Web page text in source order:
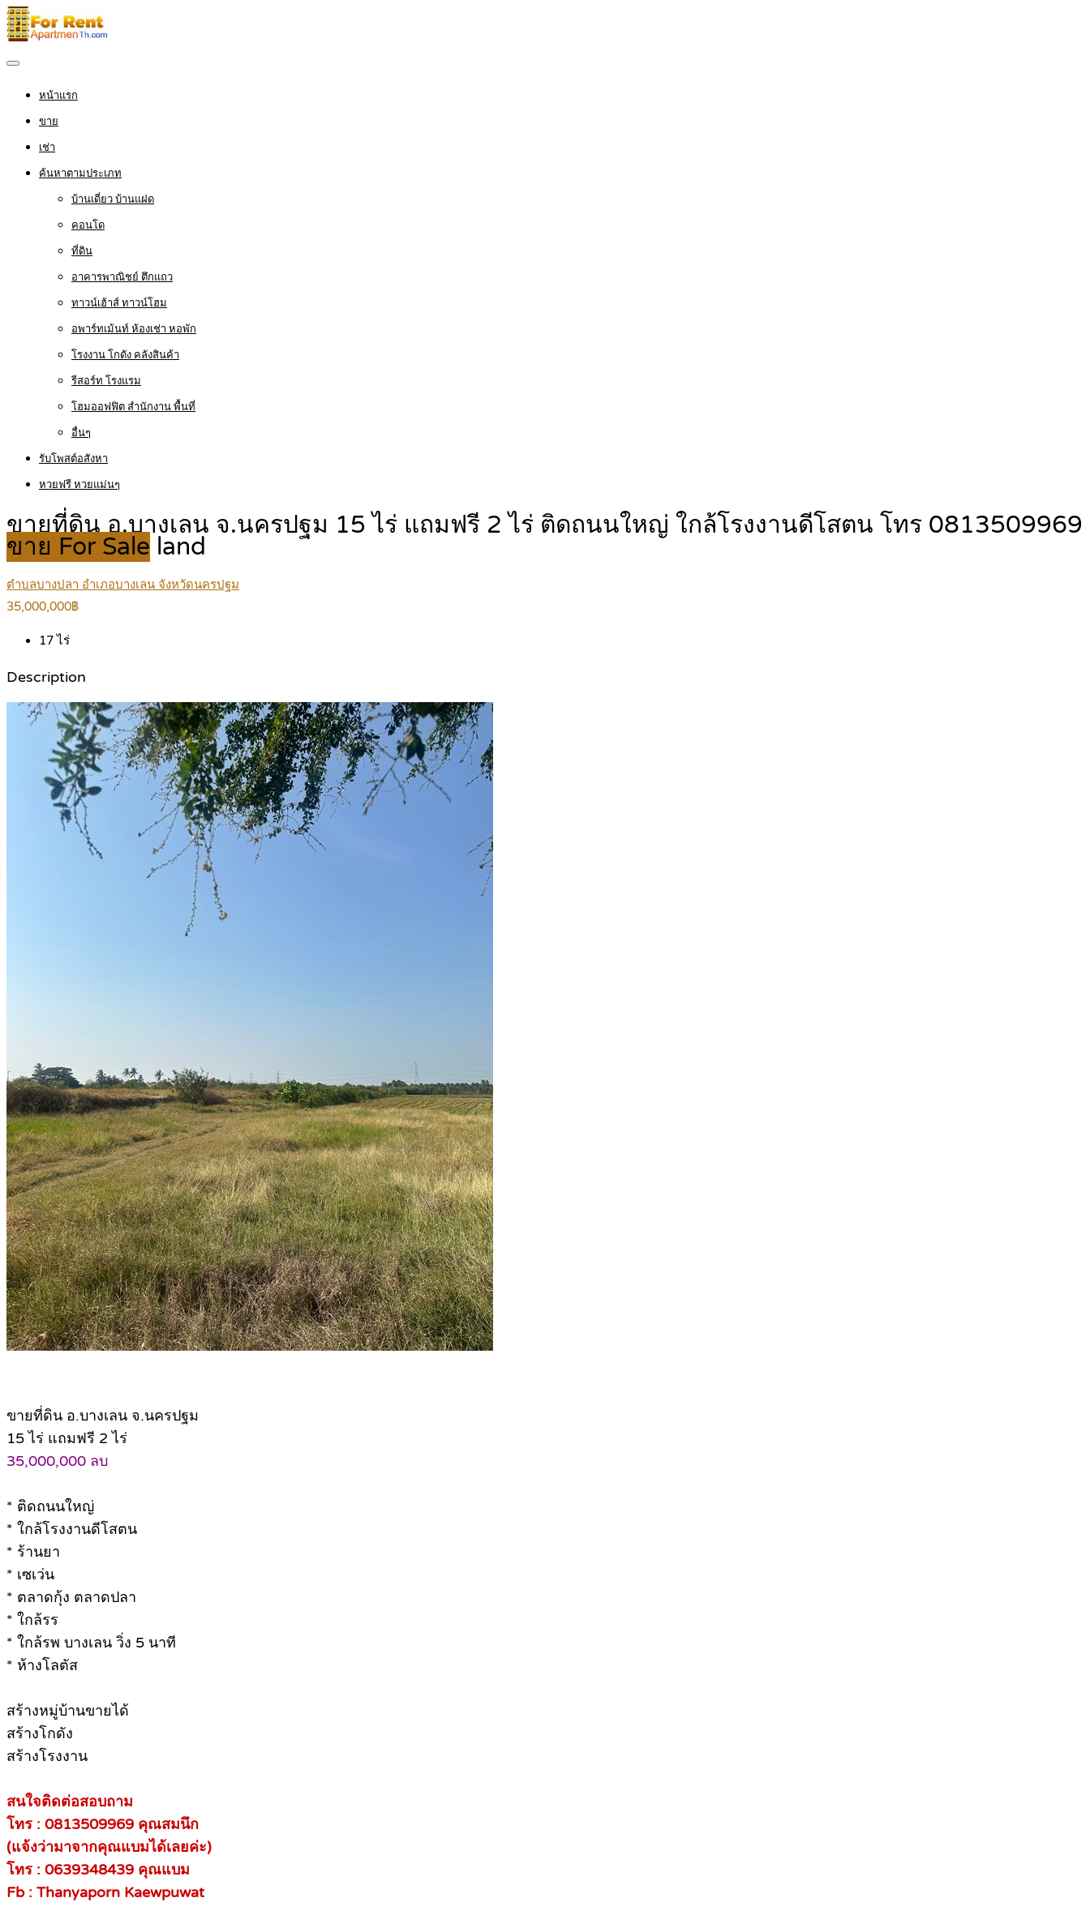
หน้าแรก
ขาย
เช่า
ค้นหาตามประเภท
บ้านเดี่ยว บ้านแฝด
คอนโด
ที่ดิน
อาคารพาณิชย์ ตึกแถว
ทาวน์เฮ้าส์ ทาวน์โฮม
อพาร์ทเม้นท์ ห้องเช่า หอพัก
โรงงาน โกดัง คลังสินค้า
รีสอร์ท โรงแรม
โฮมออฟฟิต สำนักงาน พื้นที่
อื่นๆ
รับโพสต์อสังหา
หวยฟรี หวยแม่นๆ
ขายที่ดิน อ.บางเลน จ.นครปฐม 15 ไร่ แถมฟรี 2 ไร่ ติดถนนใหญ่ ใกล้โรงงานดีโสตน โทร 0813509969
ขาย For Sale land
ตำบลบางปลา อำเภอบางเลน จังหวัดนครปฐม
35,000,000฿
17ไร่
Description
ขายที่ดิน อ.บางเลน จ.นครปฐม
15 ไร่ แถมฟรี 2 ไร่
35,000,000 ลบ
* ติดถนนใหญ่
* ใกล้โรงงานดีโสตน
* ร้านยา
* เซเว่น
* ตลาดกุ้ง ตลาดปลา
* ใกล้รร
* ใกล้รพ บางเลน วิ่ง 5 นาที
* ห้างโลตัส
สร้างหมู่บ้านขายได้
สร้างโกดัง
สร้างโรงงาน
สนใจติดต่อสอบถาม
โทร : 0813509969 คุณสมนึก
(แจ้งว่ามาจากคุณแบมได้เลยค่ะ)
โทร : 0639348439 คุณแบม
Fb : Thanyaporn Kaewpuwat